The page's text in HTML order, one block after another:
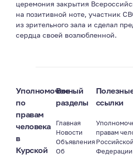
церемония закрытия
на позитивной ноте, участник
из зрительного зала и сделал
сердца своей возлюбленной.
Уполномоченный
по
правам
человека
в
Курской
Все
разделы
Главная
Новости
Объявления
Об
ссылки
правам
Российской
Федерации